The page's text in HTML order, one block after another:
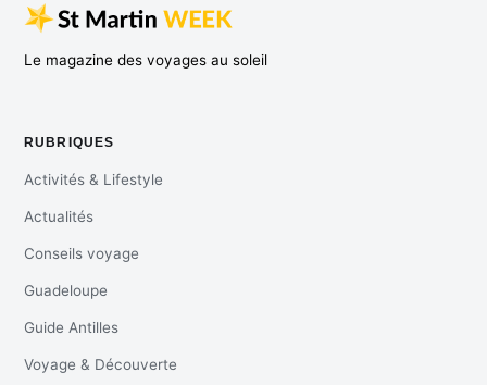
Le magazine des voyages au soleil
RUBRIQUES
Activités & Lifestyle
Actualités
Conseils voyage
Guadeloupe
Guide Antilles
Voyage & Découverte